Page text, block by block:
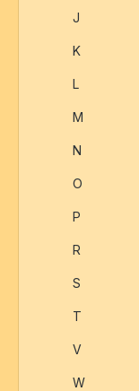
J
K
L
M
N
O
P
R
S
T
V
W